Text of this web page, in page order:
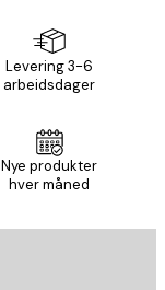
Levering 3-6
arbeidsdager
Nye produkter
hver måned